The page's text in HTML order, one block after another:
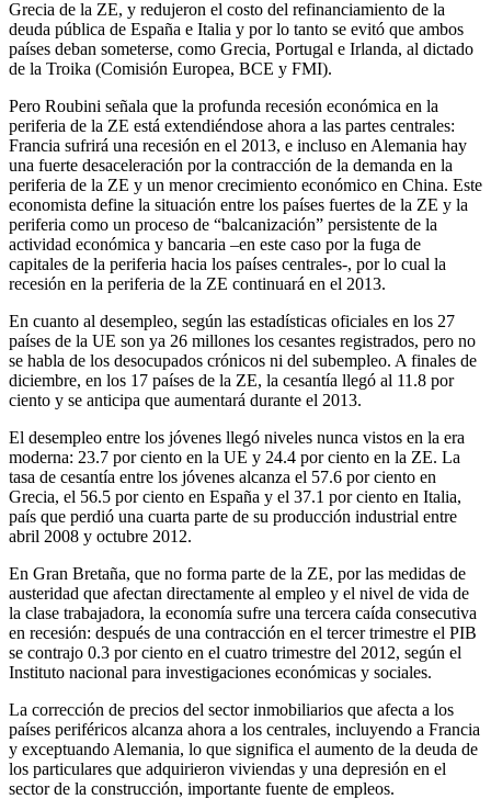
Grecia de la ZE, y redujeron el costo del refinanciamiento de la
deuda pública de España e Italia y por lo tanto se evitó que ambos
países deban someterse, como Grecia, Portugal e Irlanda, al dictado
de la Troika (Comisión Europea, BCE y FMI).
Pero Roubini señala que la profunda recesión económica en la
periferia de la ZE está extendiéndose ahora a las partes centrales:
Francia sufrirá una recesión en el 2013, e incluso en Alemania hay
una fuerte desaceleración por la contracción de la demanda en la
periferia de la ZE y un menor crecimiento económico en China. Este
economista define la situación entre los países fuertes de la ZE y la
periferia como un proceso de “balcanización” persistente de la
actividad económica y bancaria –en este caso por la fuga de
capitales de la periferia hacia los países centrales-, por lo cual la
recesión en la periferia de la ZE continuará en el 2013.
En cuanto al desempleo, según las estadísticas oficiales en los 27
países de la UE son ya 26 millones los cesantes registrados, pero no
se habla de los desocupados crónicos ni del subempleo. A finales de
diciembre, en los 17 países de la ZE, la cesantía llegó al 11.8 por
ciento y se anticipa que aumentará durante el 2013.
El desempleo entre los jóvenes llegó niveles nunca vistos en la era
moderna: 23.7 por ciento en la UE y 24.4 por ciento en la ZE. La
tasa de cesantía entre los jóvenes alcanza el 57.6 por ciento en
Grecia, el 56.5 por ciento en España y el 37.1 por ciento en Italia,
país que perdió una cuarta parte de su producción industrial entre
abril 2008 y octubre 2012.
En Gran Bretaña, que no forma parte de la ZE, por las medidas de
austeridad que afectan directamente al empleo y el nivel de vida de
la clase trabajadora, la economía sufre una tercera caída consecutiva
en recesión: después de una contracción en el tercer trimestre el PIB
se contrajo 0.3 por ciento en el cuatro trimestre del 2012, según el
Instituto nacional para investigaciones económicas y sociales.
La corrección de precios del sector inmobiliarios que afecta a los
países periféricos alcanza ahora a los centrales, incluyendo a Francia
y exceptuando Alemania, lo que significa el aumento de la deuda de
los particulares que adquirieron viviendas y una depresión en el
sector de la construcción, importante fuente de empleos.